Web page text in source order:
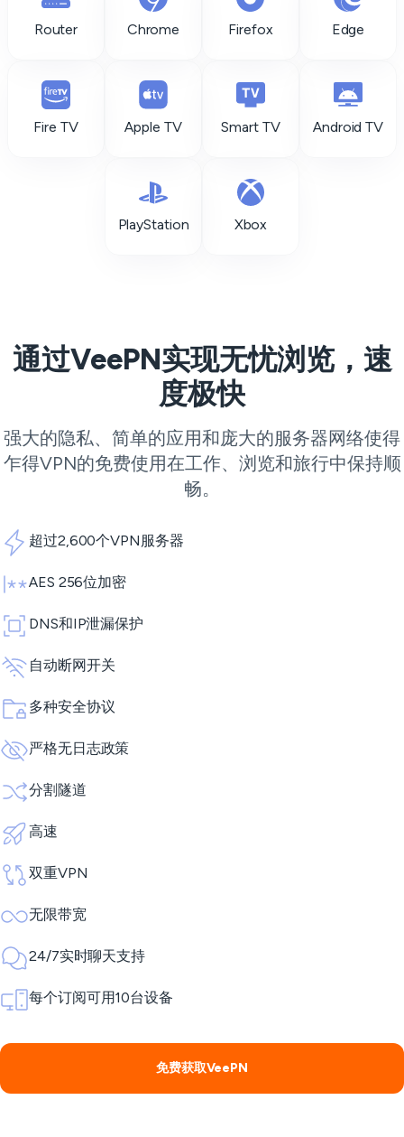
Router Chrome Firefox Edge
Fire TV Apple TV Smart TV Android TV
PlayStation Xbox
通过VeePN实现无忧浏览，速
度极快
强大的隐私、简单的应用和庞大的服务器网络使得
乍得VPN的免费使用在工作、浏览和旅行中保持顺
畅。
超过2,600个VPN服务器
AES 256位加密
DNS和IP泄漏保护
自动断网开关
多种安全协议
严格无日志政策
分割隧道
高速
双重VPN
无限带宽
24/7实时聊天支持
每个订阅可用10台设备
免费获取VeePN